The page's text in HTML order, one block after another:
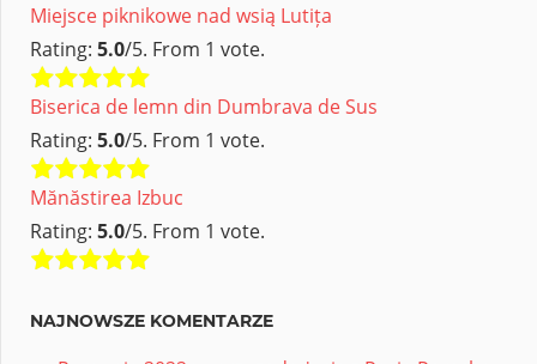
Miejsce piknikowe nad wsią Lutița
Rating: 5.0/5. From 1 vote.
Biserica de lemn din Dumbrava de Sus
Rating: 5.0/5. From 1 vote.
Mănăstirea Izbuc
Rating: 5.0/5. From 1 vote.
NAJNOWSZE KOMENTARZE